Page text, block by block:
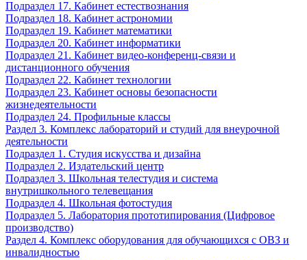
Подраздел 17. Кабинет естествознания
Подраздел 18. Кабинет астрономии
Подраздел 19. Кабинет математики
Подраздел 20. Кабинет информатики
Подраздел 21. Кабинет видео-конференц-связи и
дистанционного обучения
Подраздел 22. Кабинет технологии
Подраздел 23. Кабинет основы безопасности
жизнедеятельности
Подраздел 24. Профильные классы
Раздел 3. Комплекс лабораторий и студий для внеурочной
деятельности
Подраздел 1. Студия искусства и дизайна
Подраздел 2. Издательский центр
Подраздел 3. Школьная телестудия и система
внутришкольного телевещания
Подраздел 4. Школьная фотостудия
Подраздел 5. Лаборатория прототипирования (Цифровое
производство)
Раздел 4. Комплекс оборудования для обучающихся с ОВЗ и
инвалидностью